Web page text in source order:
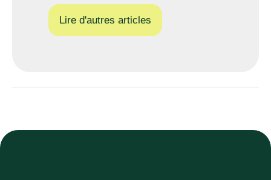
Lire d'autres articles